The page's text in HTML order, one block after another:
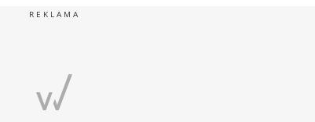
REKLAMA